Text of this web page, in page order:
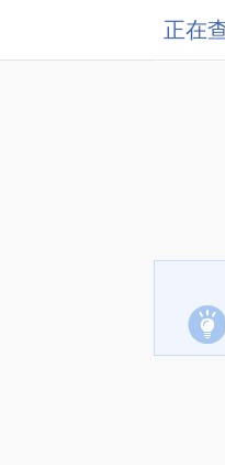
正在